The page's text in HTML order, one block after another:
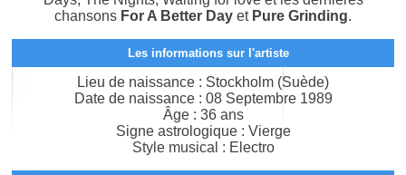
chansons For A Better Day et Pure Grinding.
Les informations sur l'artiste
Lieu de naissance : Stockholm (Suède)
Date de naissance : 08 Septembre 1989
Âge : 36 ans
Signe astrologique : Vierge
Style musical : Electro